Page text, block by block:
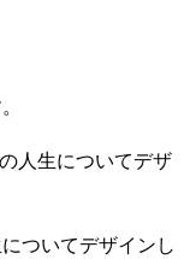
人生についてデザ
ついてデザインし